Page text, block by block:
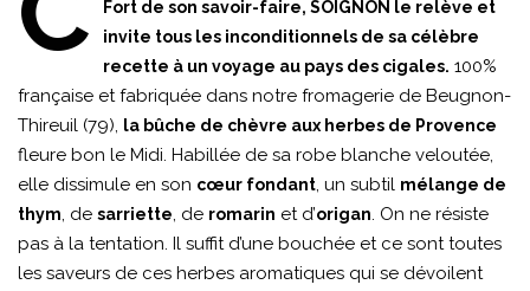
Fort de son savoir-faire, SOIGNON le relève et
invite tous les inconditionnels de sa célèbre
recette à un voyage au pays des cigales. 100%
française et fabriquée dans notre fromagerie de Beugnon-
Thireuil (79), la bûche de chèvre aux herbes de Provence
fleure bon le Midi. Habillée de sa robe blanche veloutée,
elle dissimule en son cœur fondant, un subtil mélange de
thym, de sarriette, de romarin et d’origan. On ne résiste
pas à la tentation. Il suffit d’une bouchée et ce sont toutes
les saveurs de ces herbes aromatiques qui se dévoilent